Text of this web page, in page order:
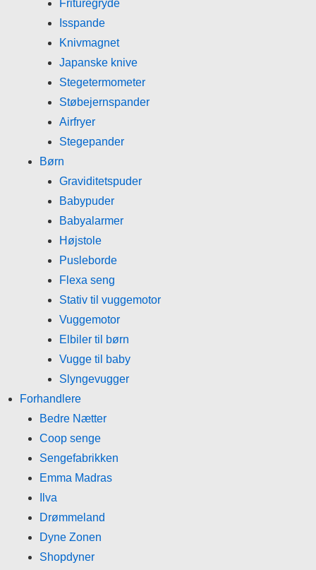
Frituregryde
Isspande
Knivmagnet
Japanske knive
Stegetermometer
Støbejernspander
Airfryer
Stegepander
Børn
Graviditetspuder
Babypuder
Babyalarmer
Højstole
Pusleborde
Flexa seng
Stativ til vuggemotor
Vuggemotor
Elbiler til børn
Vugge til baby
Slyngevugger
Forhandlere
Bedre Nætter
Coop senge
Sengefabrikken
Emma Madras
Ilva
Drømmeland
Dyne Zonen
Shopdyner